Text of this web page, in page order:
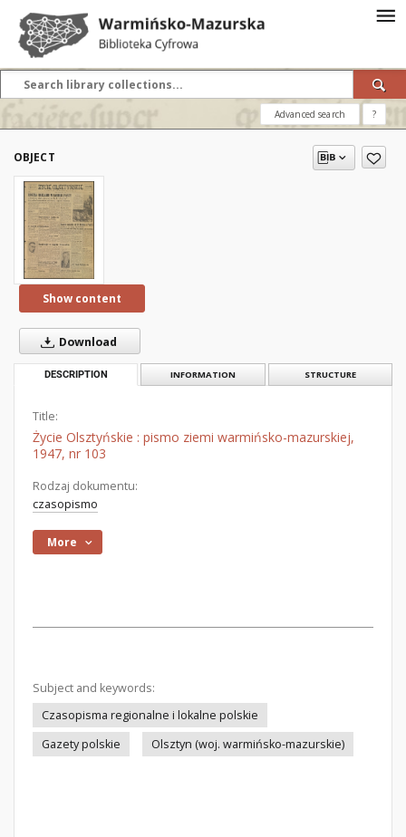
Advanced search ?
OBJECT
Show content
Download
DESCRIPTION INFORMATION STRUCTURE
Title:
Życie Olsztyńskie : pismo ziemi warmińsko-mazurskiej,
1947, nr 103
Rodzaj dokumentu:
czasopismo
More
Subject and keywords:
Czasopisma regionalne i lokalne polskie
Gazety polskie
Olsztyn (woj. warmińsko-mazurskie)